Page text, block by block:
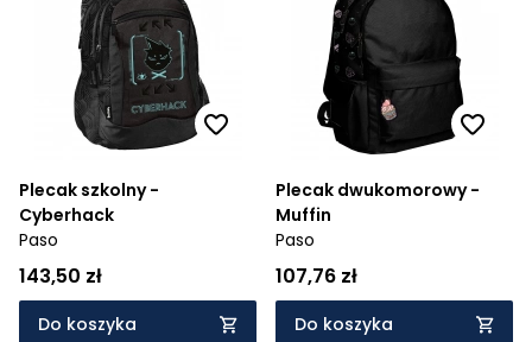
Plecak szkolny -
Cyberhack
Paso
143,50 zł
Do koszyka
Plecak dwukomorowy -
Muffin
Paso
107,76 zł
Do koszyka